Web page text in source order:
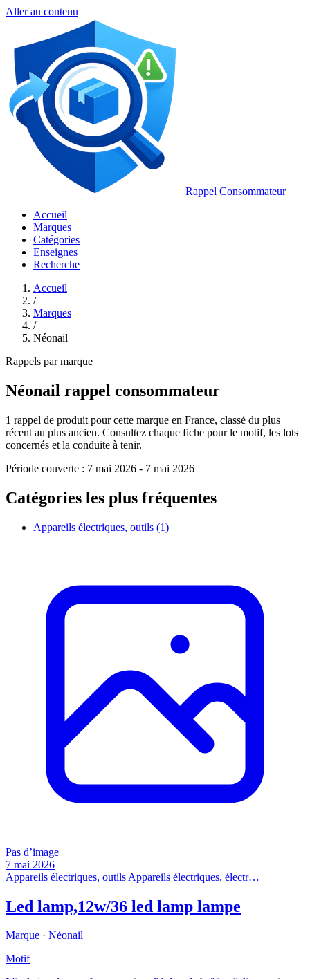
Aller au contenu
Rappel Consommateur
Accueil
Marques
Catégories
Enseignes
Recherche
Accueil
/
Marques
/
Néonail
Rappels par marque
Néonail rappel consommateur
1 rappel de produit pour cette marque en France, classé du plus
récent au plus ancien. Consultez chaque fiche pour le motif, les lots
concernés et la conduite à tenir.
Période couverte : 7 mai 2026 - 7 mai 2026
Catégories les plus fréquentes
Appareils électriques, outils (1)
Pas d’image
7 mai 2026
Appareils électriques, outils Appareils électriques, électr…
Led lamp,12w/36 led lamp lampe
Marque · Néonail
Motif